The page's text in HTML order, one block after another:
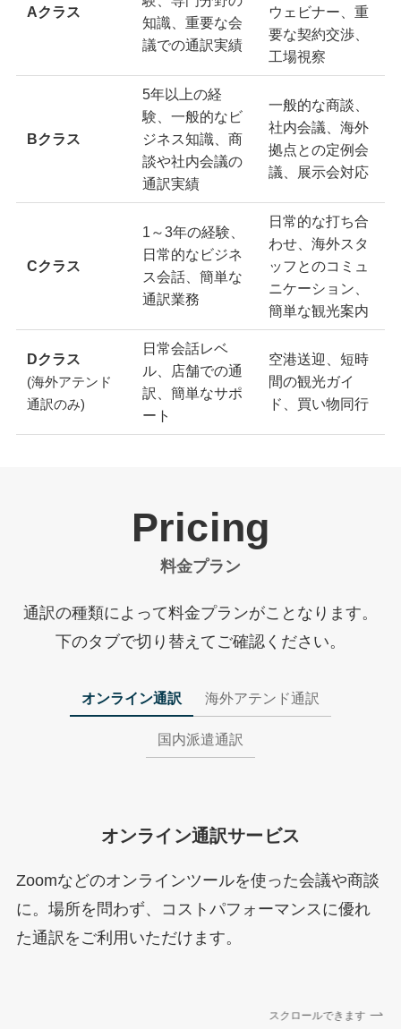
Aクラス
知識、重要な会
議での通訳実績
ウェビナー、重
要な契約交渉、
工場視察
Bクラス
5年以上の経
験、一般的なビ
ジネス知識、商
談や社内会議の
通訳実績
一般的な商談、
社内会議、海外
拠点との定例会
議、展示会対応
Cクラス
1～3年の経験、
日常的なビジネ
ス会話、簡単な
通訳業務
日常的な打ち合
わせ、海外スタ
ッフとのコミュ
ニケーション、
簡単な観光案内
Dクラス
(海外アテンド
通訳のみ)
日常会話レベ
ル、店舗での通
訳、簡単なサポ
ート
空港送迎、短時
間の観光ガイ
ド、買い物同行
Pricing
料金プラン
通訳の種類によって料金プランがことなります。
下のタブで切り替えてご確認ください。
オンライン通訳 海外アテンド通訳
国内派遣通訳
オンライン通訳サービス
Zoomなどのオンラインツールを使った会議や商談
に。場所を問わず、コストパフォーマンスに優れ
た通訳をご利用いただけます。
スクロールできます